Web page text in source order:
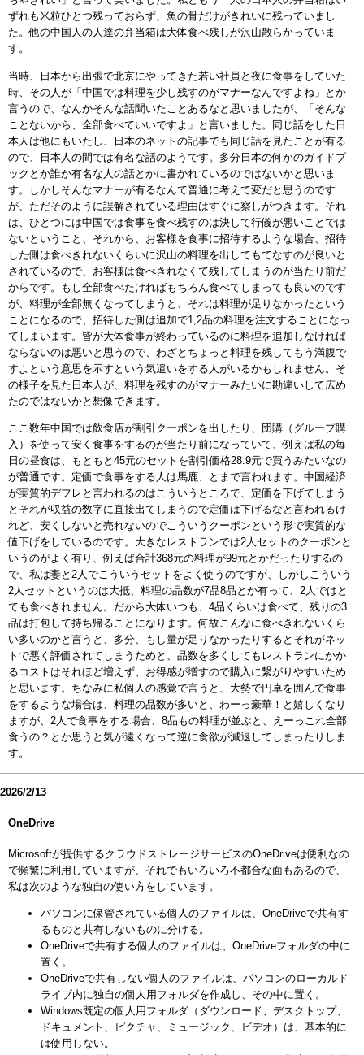
ずれも米粒ひとつ残っておらず、魚の骨だけがきれいに残っていまし
た。他の中国人の人達の弁当箱は大体食べ残しが沢山散らかっていま
す。
当時、日本から出張で北京にやってきた若い社員と夜に食事をしていた
時、その人が「中国では料理を少し残すのがマナーなんですよね」とか
言うので、なんかそんな話聞いたことあるなと思いましたが、「そんな
ことないから、全部食べていいですよ」と言いました。同じ話をした日
本人は他にもいたし、日本のネットの記事でも同じ話を見たことが有る
ので、日本人の間では有名な話のようです。多分日本の何かのガイドブ
ックとか誰か有名な人の話とかに書かれているのではないかと思いま
す。しかしそんなマナーが有るなんて普通に考えて変だと思うのです
が、ただそのように誤解されている理由はすぐに察しがつきます。それ
は、ひとつには中国では食事を食べ残すのは決して行儀が悪いことでは
ないということ、それから、お客様を食事に招待するような場合、招待
した側は食べきれないくらいに沢山の料理を出してもてなすのが良いと
されているので、お客様は食べきれなくて残してしまうのが当たり前だ
からです。もし全部食べたければもちろん食べてしまっても良いのです
が、料理が全部無くなってしまうと、それは料理が足りなかったという
ことになるので、招待した側は追加で1,2品の料理を注文することになっ
てしまいます。皆が大体食事が終わっているのに料理を追加しなければ
ならないのは悪いと思うので、わざとちょっと料理を残してもう満腹で
すよという意思を示すという気遣いをする人がいるかもしれません。そ
の様子を見た日本人が、料理を残すのがマナーみたいに勘違いして広め
たのではないかと想像できます。
ここ数年中国では飲食店が割引クーポンを出したり、団購（グループ購
入）を使って安く食事をするのが当たり前になっていて、例えば私の毎
日の昼食は、もともと45元のセットを割引価格28.9元で買うみたいなの
が普通です。定価で食事をする人は馬鹿、とまで言われます。中国経済
が実質的デフレと言われるのはこういうところで、定価を下げてしまう
とそれが収益の数字に直接出てしまうので定価は下げるなと言われるけ
れど、安くしないと売れないのでこういうクーポンという形で実質的な
値下げをしているのです。大きなレストランでは2人セットのクーポンと
いうのがよく有り、例えば合計368元の料理が99元とかだったりするの
で、私は妻と2人でこういうセットをよく使うのですが、しかしこういう
2人セットというのは大抵、料理の品数が7品8品とか有って、2人ではと
ても食べきれません。だから大体いつも、4品くらいは食べて、残りの3
品は打包して持ち帰ることになります。何故こんなに食べきれないくら
い多いのかと言うと、多分、もし量が足りなかったりするとそれがネッ
トで悪く評価されてしまうためと、品数を多くしてもレストランにかか
るコストはそれほど増えず、お得感が増すので購入に繋がりやすいため
と思います。ちなみに私個人の感覚で言うと、大勢で円卓を囲んで食事
をするような場合は、料理の品数が多いと、わーっ豪華！と嬉しくなり
ますが、2人で食事をする場合、8品もの料理が並ぶと、えーっこれ全部
食うの？とか思うと気が遠くなって逆に食欲が減退してしまったりしま
す。
2026/2/13
OneDrive
Microsoftが提供するクラウドストレージサービスのOneDriveは便利なの
で頻繁に利用していますが、それでもいろいろ不都合な面もあるので、
私は次のような独自の使い方をしています。
パソコンに保管されている個人のファイルは、OneDriveで共有す
るものと共有しないものに分ける。
OneDriveで共有する個人のファイルは、OneDriveフォルダの中に
置く。
OneDriveで共有しない個人のファイルは、パソコンのローカルド
ライブ内に独自の個人用フォルダを作成し、その中に置く。
Windows既定の個人用フォルダ（ダウンロード、デスクトップ、
ドキュメント、ピクチャ、ミュージック、ビデオ）は、基本的に
は使用しない。